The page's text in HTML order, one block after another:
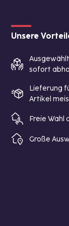
Unsere
sofort
Lieferung
Artikel
Freie Wahl
Große